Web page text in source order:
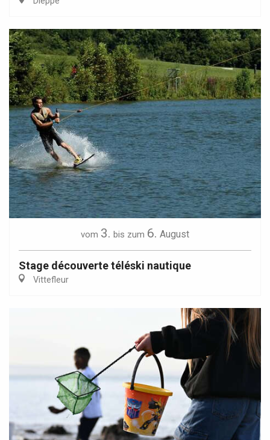
vom 3. bis zum 6. August
Stage découverte téléski nautique
Vittefleur